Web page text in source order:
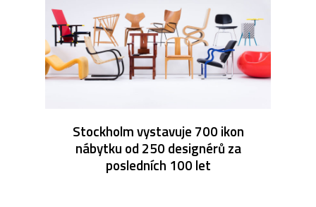
Stockholm vystavuje 700 ikon
nábytku od 250 designérů za
posledních 100 let